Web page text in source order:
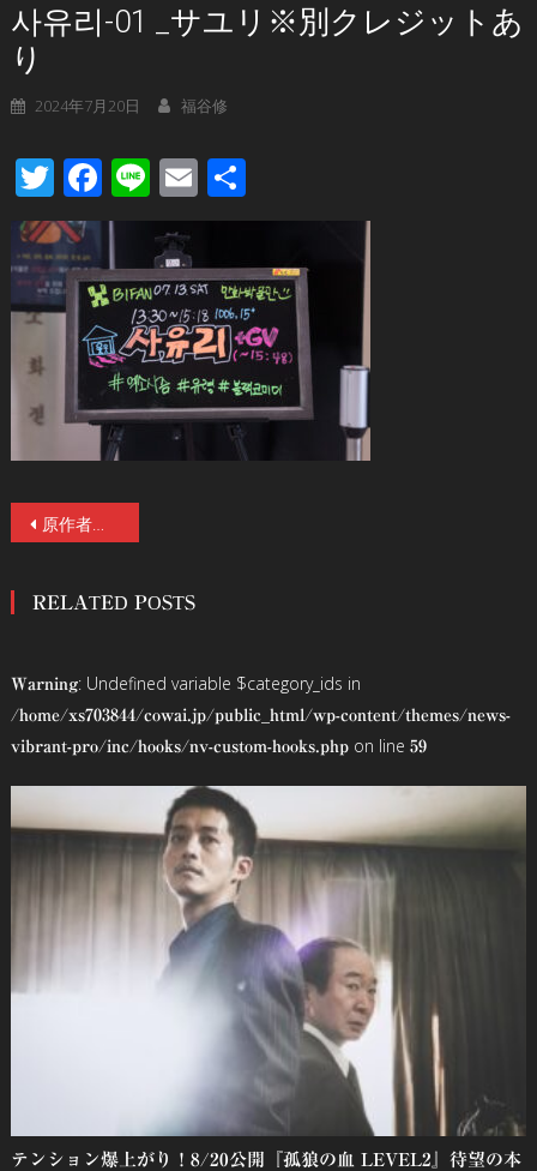
사유리-01 _サユリ※別クレジットあ
り
2024年7月20日 福谷修
TwitterFacebook
LineEmail
有
投
ナ
ゲ
ー
シ
ョ
ン
原作者・押切蓮介＆監督・白石晃士登壇！森田想も緊急参加！プチョン国際ファンタスティック映画祭レポート！進化系驚愕ホラー『サユリ』8/23(金)公開！
RELATED POSTS
Warning: Undefined variable $category_ids in
/home/xs703844/cowai.jp/public_html/wp-content/themes/news-
vibrant-pro/inc/hooks/nv-custom-hooks.phpon line 59
テンション爆上がり！8/20公開『孤狼の血 LEVEL2』待望の本